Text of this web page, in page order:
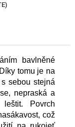
bavlněné
tomu je na
sebou stejná
nepraská a
Povrch
což